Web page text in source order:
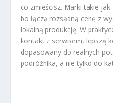
co zmieścisz. Marki takie
bo łączą rozsądną cenę z
lokalną produkcję. W
kontakt z serwisem, lepszą
dopasowany do realnych
podróżnika, a nie tylko do